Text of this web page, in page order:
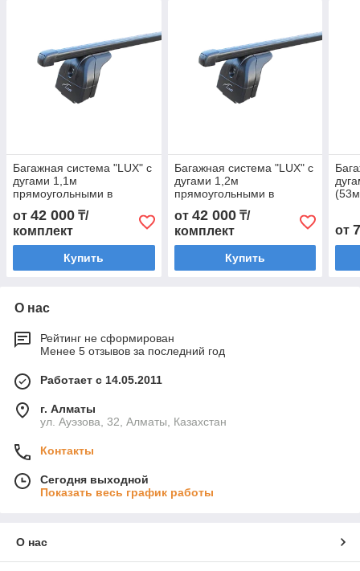
Багажная система "LUX" с
дугами 1,1м
прямоугольными в
пластике для а/м Lexus
NX 2017-... г.в. с интегр.
рейл.
от 42 000 ₸/
комплект
Купить
Багажная система "LUX" с
дугами 1,2м
прямоугольными в
пластике для а/м Lexus LX
2015-... г.в. с интегр. рейл.
от 42 000₸/
комплект
Купить
от
О нас
Рейтинг не сформирован
Менее 5 отзывов за последний год
Работает с 14.05.2011
г. Алматы
ул. Ауэзова, 32, Алматы, Казахстан
Контакты
Сегодня выходной
Показать весь график работы
О нас